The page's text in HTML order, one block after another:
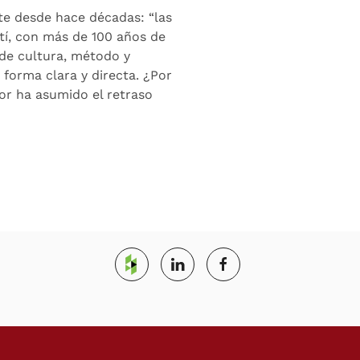
plazos
construcción
desde hace décadas: “las
con más de 100 años de
cultura, método y
clara y directa. ¿Por
ha asumido el retraso